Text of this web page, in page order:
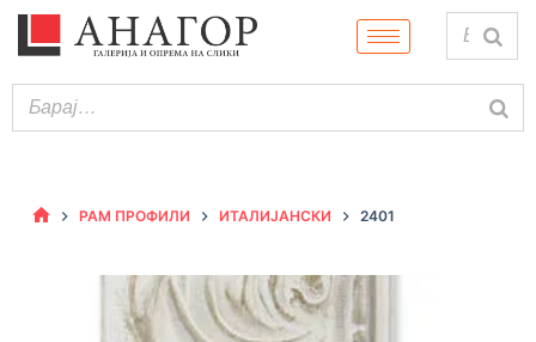
РАМ ПРОФИЛИ ИТАЛИЈАНСКИ 2401